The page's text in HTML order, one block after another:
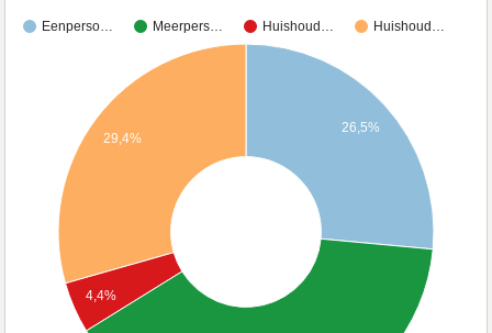
Eenperso… Meerpers… Huishoud… Huishoud…
26,5%
29,4%
4,4%